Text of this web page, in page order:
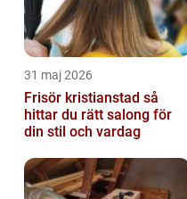
31 maj 2026
Frisör kristianstad så
hittar du rätt salong för
din stil och vardag